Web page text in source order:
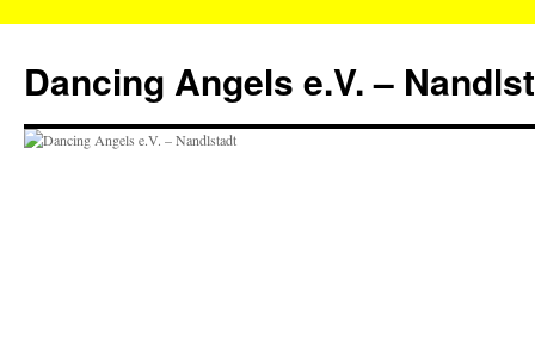
springen
Dancing Angels e.V. –